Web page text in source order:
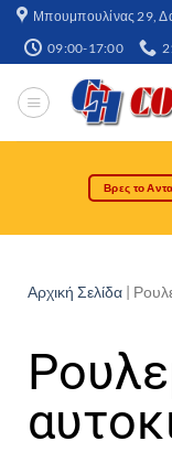
Μπουμπουλίνας 29,
09:00-17:00
Βρες το
Αρχική Σελίδα |